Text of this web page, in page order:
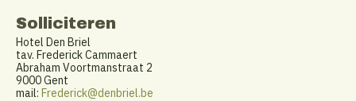
Solliciteren
Hotel Den Briel
tav. Frederick Cammaert
Abraham Voortmanstraat 2
9000 Gent
mail: Frederick@denbriel.be